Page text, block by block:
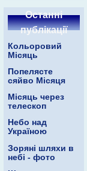
Останні
публікації
Кольоровий
Місяць
Попелясте
сяйво Місяця
Місяць через
телескоп
Небо над
Україною
Зоряні шляхи в
небі - фото